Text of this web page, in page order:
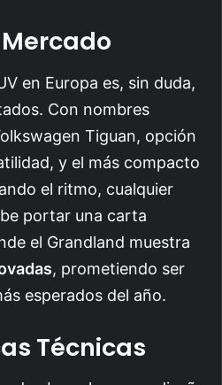
en Europa es, sin duda,
Con nombres
Tiguan, opción
y el más compacto
el ritmo, cualquier
portar una carta
el Grandland muestra
, prometiendo ser
esperados del año.
Técnicas